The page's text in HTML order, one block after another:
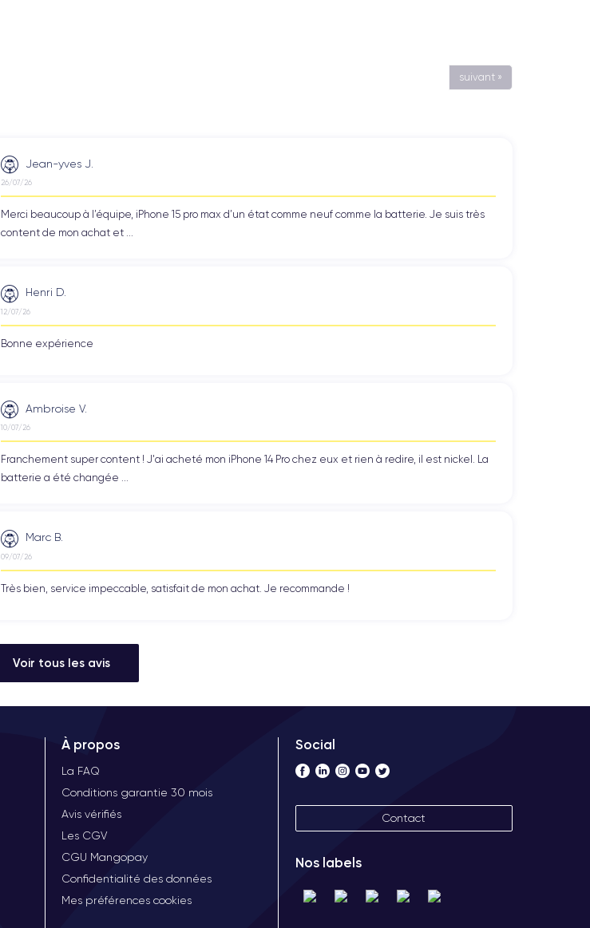
suivant »
Jean-yves J.
26/07/26
Merci beaucoup à l’équipe, iPhone 15 pro max d’un état comme neuf comme la batterie. Je suis très
content de mon achat et ...
Henri D.
12/07/26
Bonne expérience
Ambroise V.
10/07/26
Franchement super content ! J'ai acheté mon iPhone 14 Pro chez eux et rien à redire, il est nickel. La
batterie a été changée ...
Marc B.
09/07/26
Très bien, service impeccable, satisfait de mon achat. Je recommande !
Voir tous les avis
À propos
La FAQ
Conditions garantie 30 mois
Avis vérifiés
Les CGV
CGU Mangopay
Confidentialité des données
Mes préférences cookies
Social
Contact
Nos labels